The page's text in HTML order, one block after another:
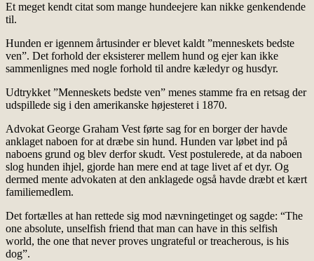
Et meget kendt citat som mange hundeejere kan nikke genkendende
til.
Hunden er igennem årtusinder er blevet kaldt ”menneskets bedste
ven”. Det forhold der eksisterer mellem hund og ejer kan ikke
sammenlignes med nogle forhold til andre kæledyr og husdyr.
Udtrykket ”Menneskets bedste ven” menes stamme fra en retsag der
udspillede sig i den amerikanske højesteret i 1870.
Advokat George Graham Vest førte sag for en borger der havde
anklaget naboen for at dræbe sin hund. Hunden var løbet ind på
naboens grund og blev derfor skudt. Vest postulerede, at da naboen
slog hunden ihjel, gjorde han mere end at tage livet af et dyr. Og
dermed mente advokaten at den anklagede også havde dræbt et kært
familiemedlem.
Det fortælles at han rettede sig mod nævningetinget og sagde: “The
one absolute, unselfish friend that man can have in this selfish
world, the one that never proves ungrateful or treacherous, is his
dog”.